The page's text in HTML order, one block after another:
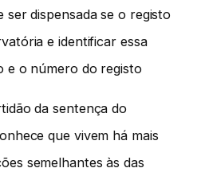
dispensada se o registo
e identificar essa
e o número do registo
da sentença do
que vivem há mais
semelhantes às das